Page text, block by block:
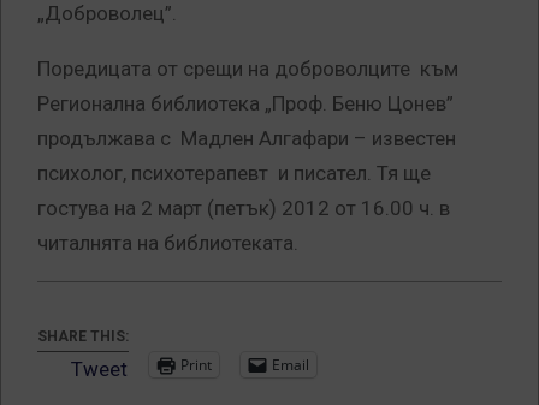
„Доброволец”.
Поредицата от срещи на доброволците към
Регионална библиотека „Проф. Беню Цонев”
продължава с Мадлен Алгафари – известен
психолог, психотерапевт и писател. Тя ще
гостува на 2 март (петък) 2012 от 16.00 ч. в
читалнята на библиотеката.
SHARE THIS:
Tweet Print Email